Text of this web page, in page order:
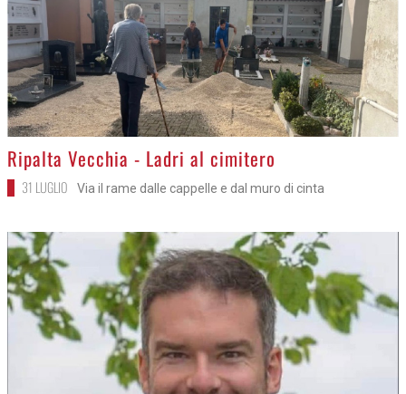
>
Ripalta Vecchia - Ladri al cimitero
31 LUGLIO Via il rame dalle cappelle e dal muro di cinta